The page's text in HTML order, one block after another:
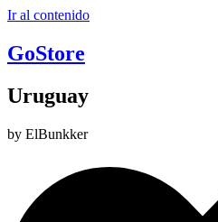
Ir al contenido
GoStore
Uruguay
by ElBunkker